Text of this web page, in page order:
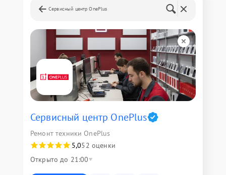
Сервисный центр OnePlus
Сервисный центр OnePlus
Ремонт техники OnePlus
5,052 оценки
Открыто до 21:00